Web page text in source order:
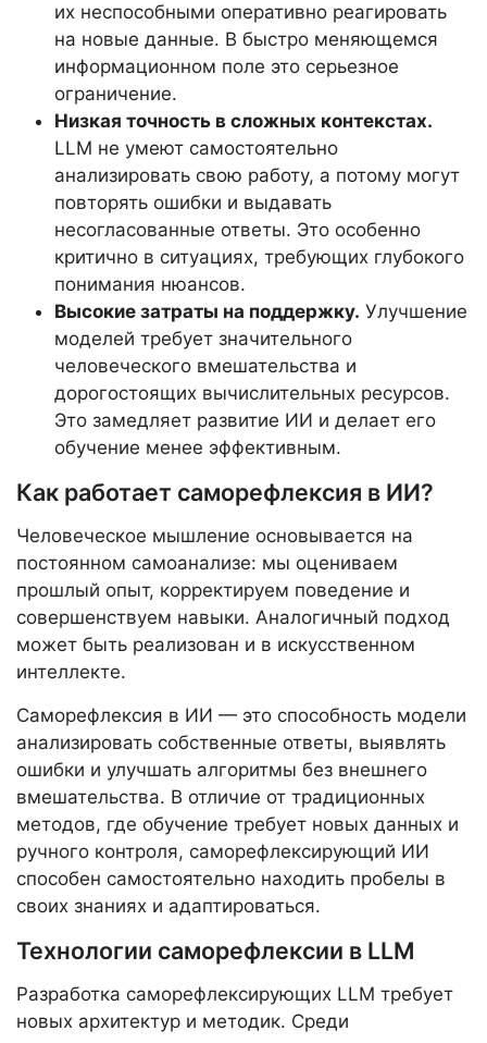
их неспособными оперативно реагировать
на новые данные. В быстро меняющемся
информационном поле это серьезное
ограничение.
Низкая точность в сложных контекстах.
LLM не умеют самостоятельно
анализировать свою работу, а потому могут
повторять ошибки и выдавать
несогласованные ответы. Это особенно
критично в ситуациях, требующих глубокого
понимания нюансов.
Высокие затраты на поддержку. Улучшение
моделей требует значительного
человеческого вмешательства и
дорогостоящих вычислительных ресурсов.
Это замедляет развитие ИИ и делает его
обучение менее эффективным.
Как работает саморефлексия в ИИ?
Человеческое мышление основывается на
постоянном самоанализе: мы оцениваем
прошлый опыт, корректируем поведение и
совершенствуем навыки. Аналогичный подход
может быть реализован и в искусственном
интеллекте.
Саморефлексия в ИИ — это способность модели
анализировать собственные ответы, выявлять
ошибки и улучшать алгоритмы без внешнего
вмешательства. В отличие от традиционных
методов, где обучение требует новых данных и
ручного контроля, саморефлексирующий ИИ
способен самостоятельно находить пробелы в
своих знаниях и адаптироваться.
Технологии саморефлексии в LLM
Разработка саморефлексирующих LLM требует
новых архитектур и методик. Среди